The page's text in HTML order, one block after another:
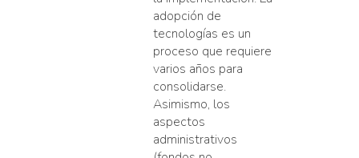
adopción de
tecnologías es un
proceso que requiere
varios años para
consolidarse.
Asimismo, los
aspectos
administrativos